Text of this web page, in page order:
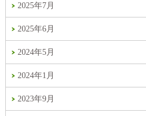
2025年7月
2025年6月
2024年5月
2024年1月
2023年9月